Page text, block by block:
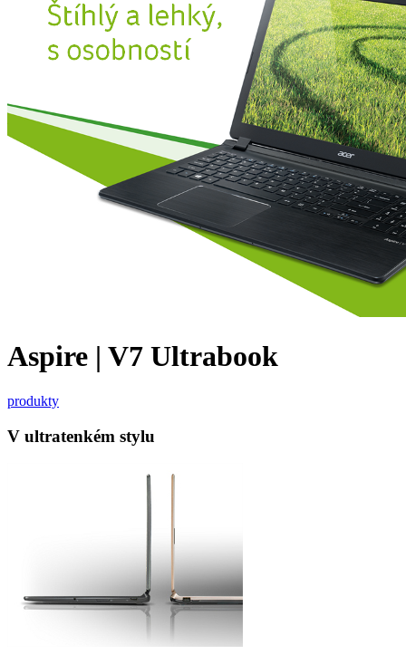
Aspire | V7 Ultrabook
produkty
V ultratenkém stylu